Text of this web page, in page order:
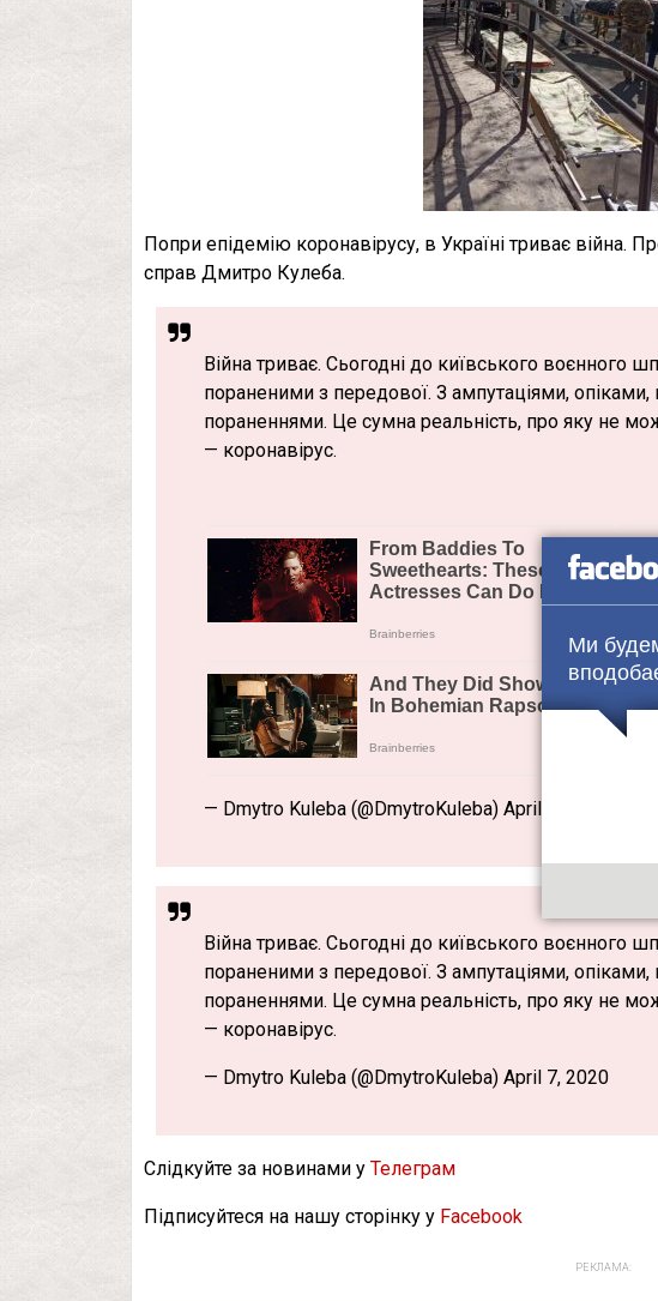
Попри епідемію коронавірусу, в Україні триває війна.
справ Дмитро Кулеба.
Війна триває. Сьогодні до київського воєнного
пораненими з передової. З ампутаціями,
пораненнями. Це сумна реальність, про яку не
— коронавірус.
— Dmytro Kuleba (@DmytroKuleba) April 7, 2020
Війна триває. Сьогодні до київського воєнного
пораненими з передової. З ампутаціями,
пораненнями. Це сумна реальність, про яку не
— коронавірус.
— Dmytro Kuleba (@DmytroKuleba) April 7, 2020
Слідкуйте за новинами у Телеграм
Підписуйтеся на нашу сторінку у Facebook
РЕКЛАМА:
Ми